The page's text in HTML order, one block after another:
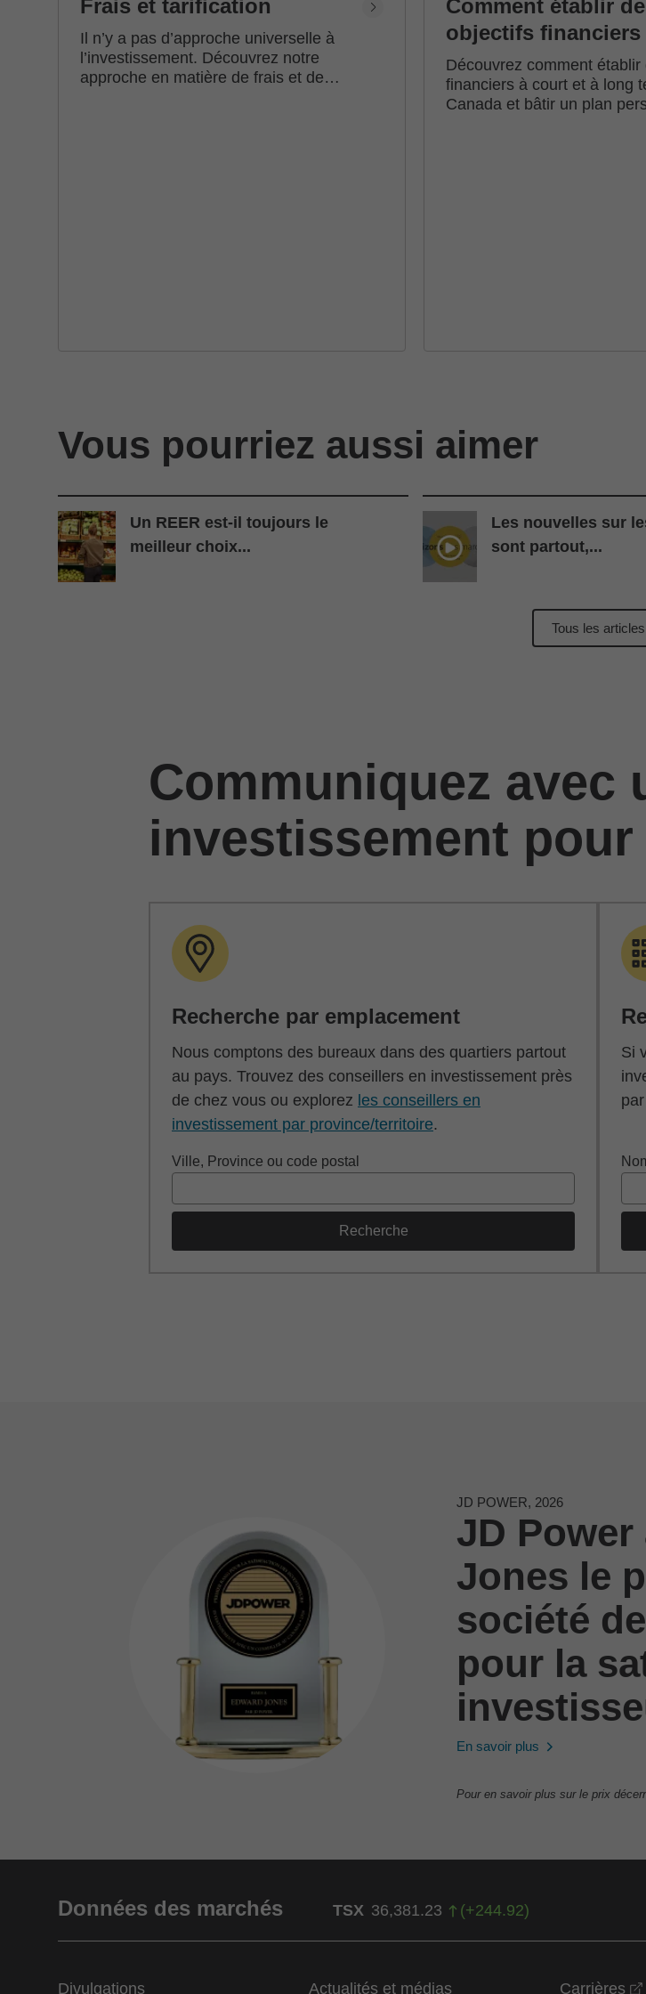
Frais et tarification
Il n’y a pas d’approche universelle à
l’investissement. Découvrez notre
approche en matière de frais et de
Comment établir
objectifs financiers
Découvrez comment établir
financiers à court et à long
Canada et bâtir un plan
Vous pourriez aussi aimer
Un REER est-il toujours le
meilleur choix...
Les nouvelles sur
sont partout,...
Tous les articles
Communiquez avec
investissement
Recherche par emplacement
Nous comptons des bureaux dans des quartiers partout
au pays. Trouvez des conseillers en investissement près
de chez vous ou explorez les conseillers en
investissement par province/territoire.
Ville, Province ou code postal
Recherche
Si
JD POWER, 2026
JD Power
Jones le
société
pour la
En savoir plus
Pour en savoir plus sur le prix
Données des marchés TSX 36,381.23 (+244.92)
Divulgations Actualités et médias Carrières